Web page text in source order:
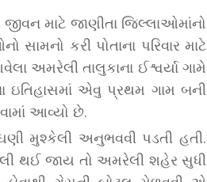
માટે જાણીતા જિલ્લાઓમાંનો
કરી પોતાના પરિવાર માટે
અમરેલી તાલુકાના ઈશ્વર્યા ગામે
ઇતિહાસમાં એવુ પ્રથમ ગામ બની
આવ્યો છે.
મુશ્કેલી અનુભવવી પડતી હતી.
થઈ જાય તો અમરેલી શહેર સુધી